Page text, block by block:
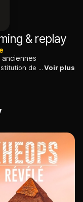
& replay
A travers l'histoire d'une famille, une reconstitution de la grande aventure des origines de l'être humain, amené à devenir l'espèce dominante sur la Terre.Voir plus